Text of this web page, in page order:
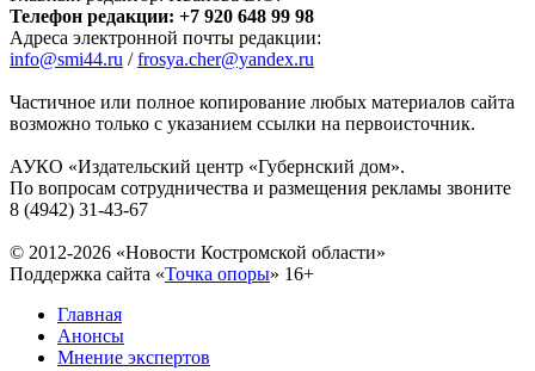
Телефон редакции: +7 920 648 99 98
Адреса электронной почты редакции:
info@smi44.ru /frosya.cher@yandex.ru
Частичное или полное копирование любых материалов сайта
возможно только с указанием ссылки на первоисточник.
АУКО «Издательский центр «Губернский дом».
По вопросам сотрудничества и размещения рекламы звоните
8 (4942) 31-43-67
© 2012-2026 «Новости Костромской области»
Поддержка сайта «Точка опоры» 16+
Главная
Анонсы
Мнение экспертов